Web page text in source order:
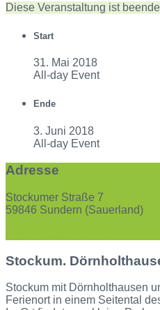
Diese Veranstaltung ist
Start
31. Mai 2018
All-day Event
Ende
3. Juni 2018
All-day Event
Adresse
Stockumer Straße 7
59846 Sundern (Sauerland)
Stockum.
Stockum mit Dörnholthausen
Ferienort in einem Seitental